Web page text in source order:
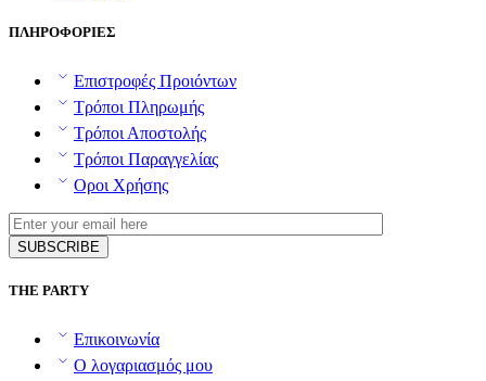
ΠΛΗΡΟΦΟΡΙΕΣ
Επιστροφές Προιόντων
Τρόποι Πληρωμής
Τρόποι Αποστολής
Τρόποι Παραγγελίας
Οροι Χρήσης
THE PARTY
Επικοινωνία
Ο λογαριασμός μου